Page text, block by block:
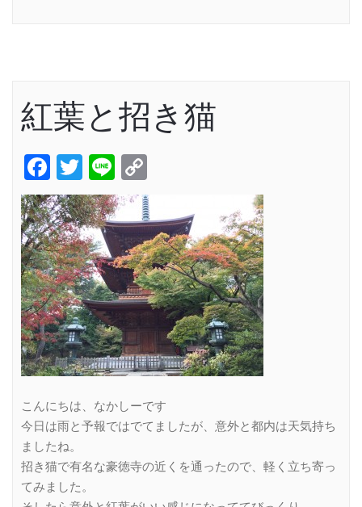
紅葉と招き猫
Facebook
Twitter
Line
Link
こんにちは、なかしーです
今日は雨と予報ではでてましたが、意外と都内は天気持ち
ましたね。
招き猫で有名な豪徳寺の近くを通ったので、軽く立ち寄っ
てみました。